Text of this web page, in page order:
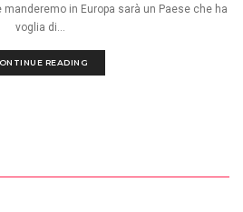
in Europa sarà un Paese che ha
voglia di...
READING